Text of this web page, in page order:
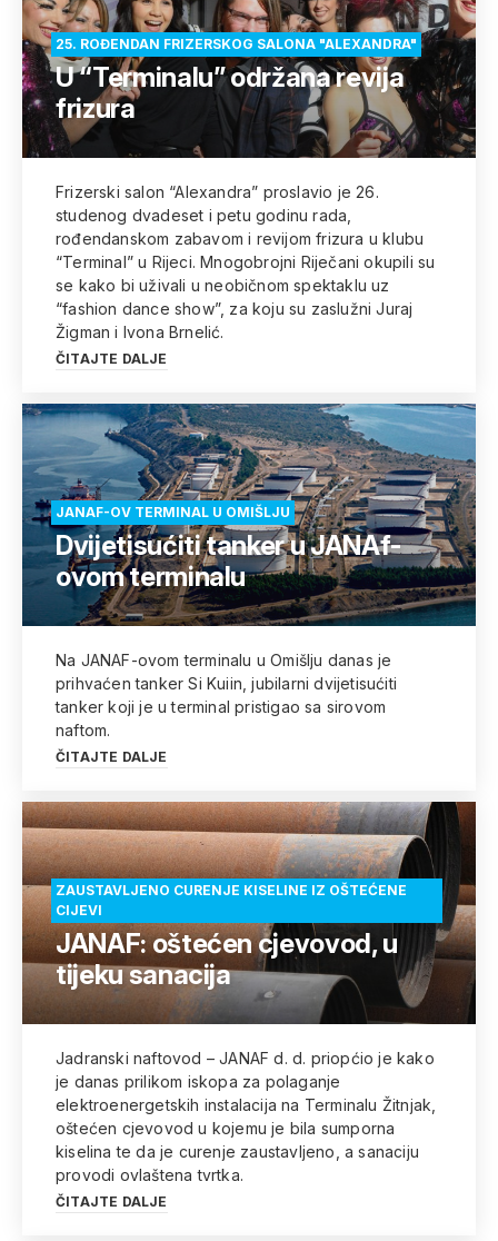
25. ROĐENDAN FRIZERSKOG SALONA "ALEXANDRA"
U “Terminalu” održana revija
frizura
Frizerski salon “Alexandra” proslavio je 26.
studenog dvadeset i petu godinu rada,
rođendanskom zabavom i revijom frizura u klubu
“Terminal” u Rijeci. Mnogobrojni Riječani okupili su
se kako bi uživali u neobičnom spektaklu uz
“fashion dance show”, za koju su zaslužni Juraj
Žigman i Ivona Brnelić.
ČITAJTE DALJE
JANAF-OV TERMINAL U OMIŠLJU
Dvijetisućiti tanker u JANAf-
ovom terminalu
Na JANAF-ovom terminalu u Omišlju danas je
prihvaćen tanker Si Kuiin, jubilarni dvijetisućiti
tanker koji je u terminal pristigao sa sirovom
naftom.
ČITAJTE DALJE
ZAUSTAVLJENO CURENJE KISELINE IZ OŠTEĆENE
CIJEVI
JANAF: oštećen cjevovod, u
tijeku sanacija
Jadranski naftovod – JANAF d. d. priopćio je kako
je danas prilikom iskopa za polaganje
elektroenergetskih instalacija na Terminalu Žitnjak,
oštećen cjevovod u kojemu je bila sumporna
kiselina te da je curenje zaustavljeno, a sanaciju
provodi ovlaštena tvrtka.
ČITAJTE DALJE